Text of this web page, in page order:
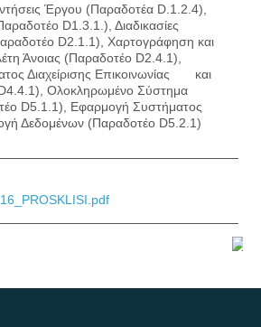
Έργου (Παραδοτέα D.1.2.4),
D1.3.1.), Διαδικασίες
D2.1.1), Χαρτογράφηση και
Άνοιας (Παραδοτέο D2.4.1),
Διαχείρισης Επικοινωνίας και
Ολοκληρωμένο Σύστημα
D5.1.1), Εφαρμογή Συστήματος
Δεδομένων (Παραδοτέο D5.2.1)